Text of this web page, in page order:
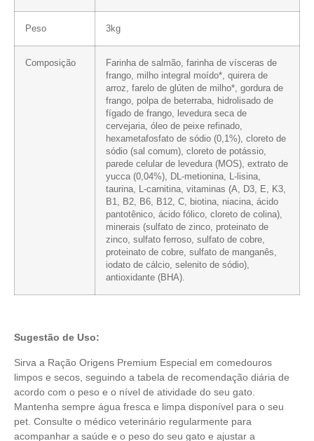
Peso 3kg
Composição
Farinha de salmão, farinha de vísceras de
frango, milho integral moído*, quirera de
arroz, farelo de glúten de milho*, gordura de
frango, polpa de beterraba, hidrolisado de
fígado de frango, levedura seca de
cervejaria, óleo de peixe refinado,
hexametafosfato de sódio (0,1%), cloreto de
sódio (sal comum), cloreto de potássio,
parede celular de levedura (MOS), extrato de
yucca (0,04%), DL-metionina, L-lisina,
taurina, L-carnitina, vitaminas (A, D3, E, K3,
B1, B2, B6, B12, C, biotina, niacina, ácido
pantotênico, ácido fólico, cloreto de colina),
minerais (sulfato de zinco, proteinato de
zinco, sulfato ferroso, sulfato de cobre,
proteinato de cobre, sulfato de manganês,
iodato de cálcio, selenito de sódio),
antioxidante (BHA).
Sugestão de Uso:
Sirva a Ração Origens Premium Especial em comedouros
limpos e secos, seguindo a tabela de recomendação diária de
acordo com o peso e o nível de atividade do seu gato.
Mantenha sempre água fresca e limpa disponível para o seu
pet. Consulte o médico veterinário regularmente para
acompanhar a saúde e o peso do seu gato e ajustar a